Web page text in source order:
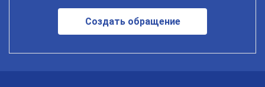
Создать обращение